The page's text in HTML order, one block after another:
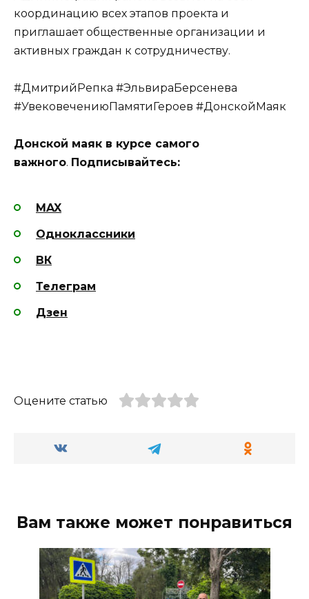
координацию всех этапов проекта и
приглашает общественные организации и
активных граждан к сотрудничеству.
#ДмитрийРепка #ЭльвираБерсенева
#УвековечениюПамятиГероев #ДонскойМаяк
Донской маяк в курсе самого
важного. Подписывайтесь:
MAX
Одноклассники
ВК
Телеграм
Дзен
Оцените статью
Вам также может понравиться